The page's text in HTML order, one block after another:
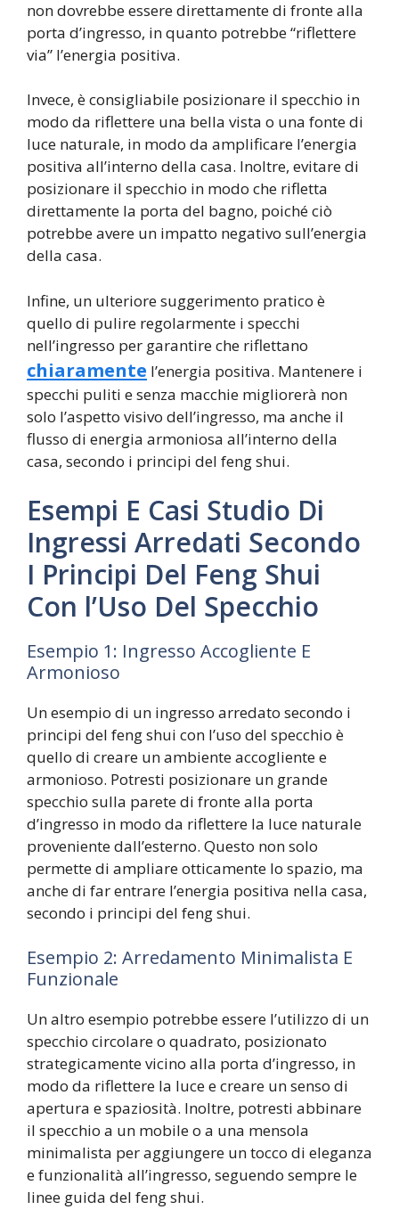
non dovrebbe essere direttamente di fronte alla
porta d’ingresso, in quanto potrebbe “riflettere
via” l’energia positiva.
Invece, è consigliabile posizionare il specchio in
modo da riflettere una bella vista o una fonte di
luce naturale, in modo da amplificare l’energia
positiva all’interno della casa. Inoltre, evitare di
posizionare il specchio in modo che rifletta
direttamente la porta del bagno, poiché ciò
potrebbe avere un impatto negativo sull’energia
della casa.
Infine, un ulteriore suggerimento pratico è
quello di pulire regolarmente i specchi
nell’ingresso per garantire che riflettano
chiaramente l’energia positiva. Mantenere i
specchi puliti e senza macchie migliorerà non
solo l’aspetto visivo dell’ingresso, ma anche il
flusso di energia armoniosa all’interno della
casa, secondo i principi del feng shui.
Esempi E Casi Studio Di
Ingressi Arredati Secondo
I Principi Del Feng Shui
Con l’Uso Del Specchio
Esempio 1: Ingresso Accogliente E
Armonioso
Un esempio di un ingresso arredato secondo i
principi del feng shui con l’uso del specchio è
quello di creare un ambiente accogliente e
armonioso. Potresti posizionare un grande
specchio sulla parete di fronte alla porta
d’ingresso in modo da riflettere la luce naturale
proveniente dall’esterno. Questo non solo
permette di ampliare otticamente lo spazio, ma
anche di far entrare l’energia positiva nella casa,
secondo i principi del feng shui.
Esempio 2: Arredamento Minimalista E
Funzionale
Un altro esempio potrebbe essere l’utilizzo di un
specchio circolare o quadrato, posizionato
strategicamente vicino alla porta d’ingresso, in
modo da riflettere la luce e creare un senso di
apertura e spaziosità. Inoltre, potresti abbinare
il specchio a un mobile o a una mensola
minimalista per aggiungere un tocco di eleganza
e funzionalità all’ingresso, seguendo sempre le
linee guida del feng shui.